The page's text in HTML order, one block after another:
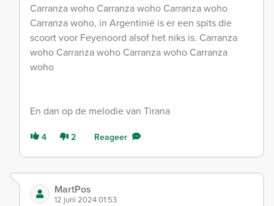
Carranza woho Carranza woho Carranza woho
Carranza woho, in Argentinië is er een spits die
scoort voor Feyenoord alsof het niks is. Carranza
woho Carranza woho Carranza woho Carranza
woho
En dan op de melodie van Tirana
4 2 Reageer
MartPos
12 juni 2024 01:53